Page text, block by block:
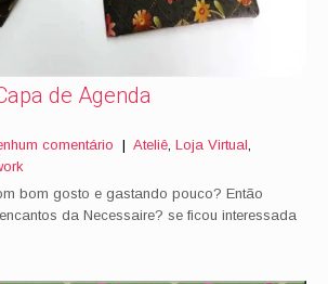
de Agenda
comentário | Ateliê, Loja Virtual,
bom gosto e gastando pouco? Então
da Necessaire? se ficou interessada